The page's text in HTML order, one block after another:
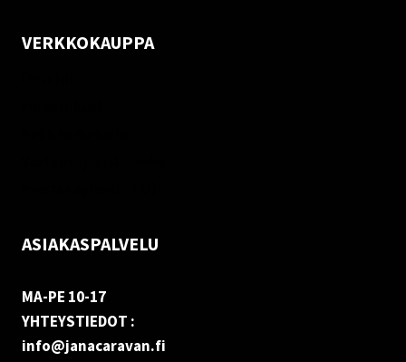
VERKKOKAUPPA
ASIAKASPALVELU
MA-PE 10-17
YHTEYSTIEDOT :
info@janacaravan.fi